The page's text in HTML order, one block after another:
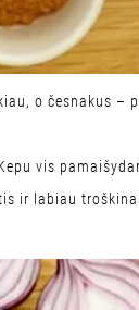
o česnakus –
vis
ir labiau